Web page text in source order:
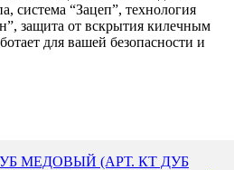
система “Зацеп”, технология
защита от вскрытия килечным
для вашей безопасности и